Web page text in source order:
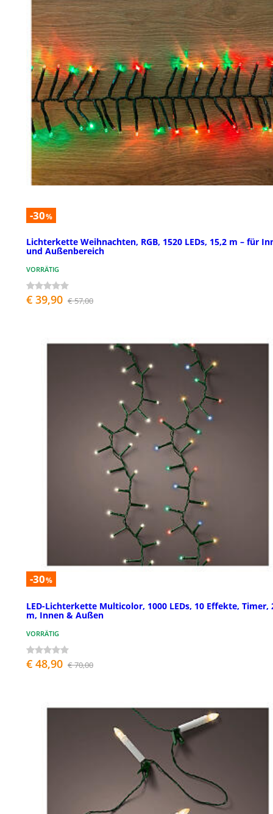
-30%
Lichterkette Weihnachten, RGB, 1520 LEDs, 15,2 m – für
und Außenbereich
VORRÄTIG
€ 39,90 € 57,00
-30%
LED-Lichterkette Multicolor, 1000 LEDs, 10 Effekte, Timer,
m, Innen & Außen
VORRÄTIG
€ 48,90 € 70,00